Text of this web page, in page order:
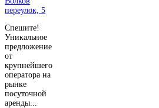
Спешите!
Уникальное
предложение
от
крупнейшего
оператора на
рынке
посуточной
аренды...